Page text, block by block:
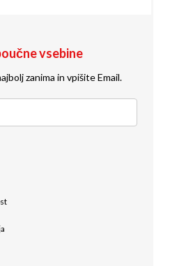
vsebine
zanima in vpišite Email.